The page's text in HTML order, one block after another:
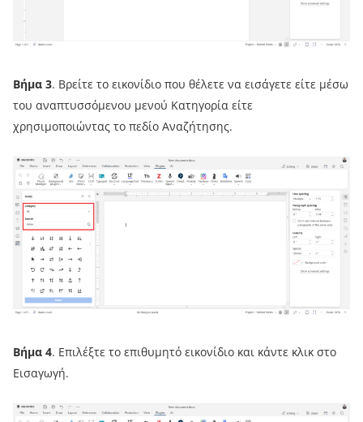
Βήμα 3. Βρείτε το εικονίδιο που θέλετε να εισάγετε είτε μέσω
του αναπτυσσόμενου μενού Κατηγορία είτε
χρησιμοποιώντας το πεδίο Αναζήτησης.
Βήμα 4. Επιλέξτε το επιθυμητό εικονίδιο και κάντε κλικ στο
Εισαγωγή.